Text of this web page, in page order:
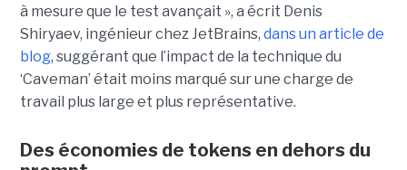
à mesure que le test avançait », a écrit Denis
Shiryaev, ingénieur chez JetBrains, dans un article de
blog, suggérant que l’impact de la technique du
‘Caveman’ était moins marqué sur une charge de
travail plus large et plus représentative.
Des économies de tokens en dehors du